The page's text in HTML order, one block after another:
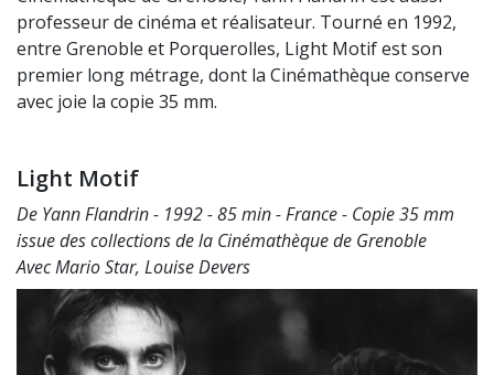
professeur de cinéma et réalisateur. Tourné en 1992,
entre Grenoble et Porquerolles, Light Motif est son
premier long métrage, dont la Cinémathèque conserve
avec joie la copie 35 mm.
Light Motif
De Yann Flandrin - 1992 - 85 min - France - Copie 35 mm
issue des collections de la Cinémathèque de Grenoble
Avec Mario Star, Louise Devers